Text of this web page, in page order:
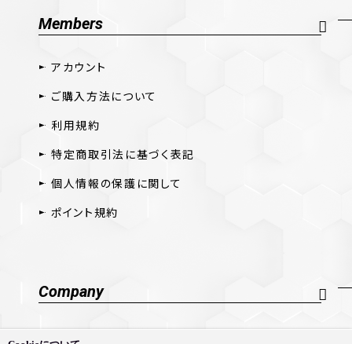
Members
アカウント
ご購入方法について
利用規約
特定商取引法に基づく表記
個人情報の保護に関して
ポイント規約
Company
会社概要